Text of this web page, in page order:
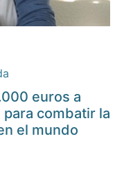
euros a
combatir la
el mundo